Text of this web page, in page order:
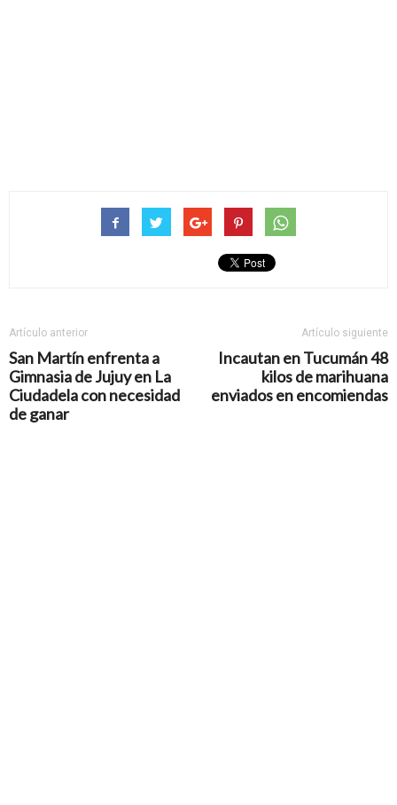
Artículo anterior
San Martín enfrenta a
Gimnasia de Jujuy en La
Ciudadela con necesidad
de ganar
Artículo siguiente
Incautan en Tucumán 48
kilos de marihuana
enviados en encomiendas